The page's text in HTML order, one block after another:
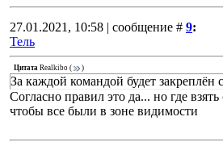
27.01.2021, 10:58 | сообщение # 9:
Тель
Цитата Realkibo ( )
За каждой командой будет закреплён
Согласно правил это да... но где
чтобы все были в зоне видимости